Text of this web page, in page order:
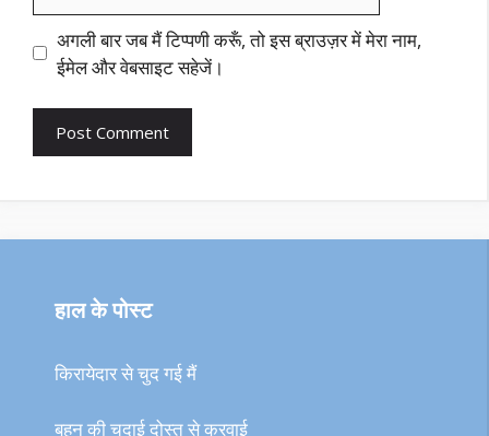
अगली बार जब मैं टिप्पणी करूँ, तो इस ब्राउज़र में मेरा नाम,
ईमेल और वेबसाइट सहेजें।
हाल के पोस्ट
किरायेदार से चुद गई मैं
बहन की चुदाई दोस्त से करवाई